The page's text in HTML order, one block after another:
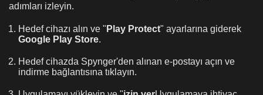
adımları izleyin.
Hedef cihazı alın ve " Play Protect" ayarlarına giderek
Google Play Store.
Hedef cihazda Spynger'den alınan e-postayı açın ve
indirme bağlantısına tıklayın.